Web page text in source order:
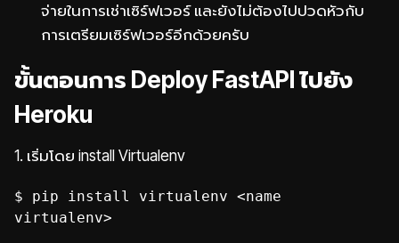
จ่ายในการเช่าเซิร์ฟเวอร์ และยังไม่ต้องไปปวดหัวกับ
การเตรียมเซิร์ฟเวอร์อีกด้วยครับ
ขั้นตอนการ Deploy FastAPI ไปยัง
Heroku
1. เริ่มโดย install Virtualenv
$ pip install virtualenv <name
virtualenv>